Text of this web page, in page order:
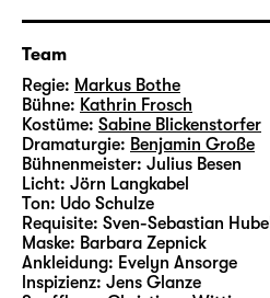
Team
Regie: Markus Bothe
Bühne: Kathrin Frosch
Kostüme: Sabine Blickenstorfer
Dramaturgie: Benjamin Große
Bühnenmeister: Julius Besen
Licht: Jörn Langkabel
Ton: Udo Schulze
Requisite: Sven-Sebastian Hubel
Maske: Barbara Zepnick
Ankleidung: Evelyn Ansorge
lnspizienz: Jens Glanze